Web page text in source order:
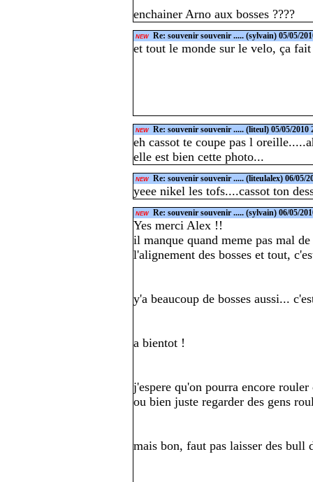
enchainer Arno aux bosses ????
NEW Re: souvenir souvenir ..... (sylvain) 05/05/
et tout le monde sur le velo, ça
NEW Re: souvenir souvenir ..... (liteul) 05/05/2010
eh cassot te coupe pas l
elle est bien cette photo...
NEW Re: souvenir souvenir ..... (liteulalex) 06/05/
yeee nikel les tofs....cassot ton
NEW Re: souvenir souvenir ..... (sylvain) 06/05/
Yes merci Alex !!
il manque quand meme pas mal
l'alignement des bosses et tout,
y'a beaucoup de bosses aussi...
a bientot !
j'espere qu'on pourra encore
ou bien juste regarder des gens
mais bon, faut pas laisser des bull